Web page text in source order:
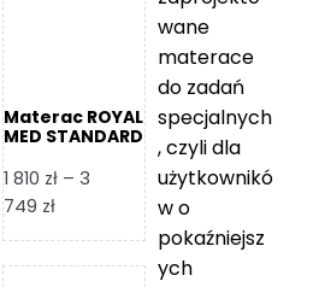
Materac ROYAL
MED STANDARD
1 810 zł – 3
749 złZakres
od
wane
materace
do zadań
specjalnych
, czyli dla
użytkownikó
w o
pokaźniejsz
ych